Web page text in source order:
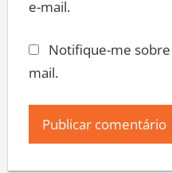
e-mail.
Notifique-me
mail.